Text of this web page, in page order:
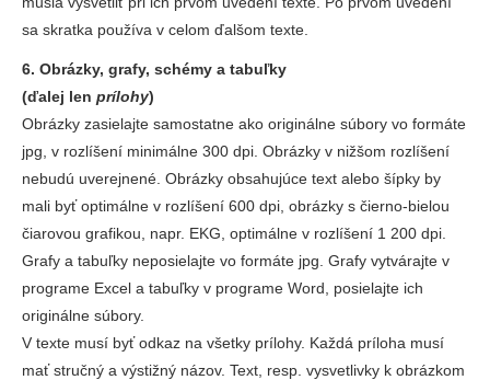
sa skratka používa v celom ďalšom texte.
6. Obrázky, grafy, schémy a tabuľky
(ďalej len prílohy)
Obrázky zasielajte samostatne ako originálne súbory vo formáte
jpg, v rozlíšení minimálne 300 dpi. Obrázky v nižšom rozlíšení
nebudú uverejnené. Obrázky obsahujúce text alebo šípky by
mali byť optimálne v rozlíšení 600 dpi, obrázky s čierno-bielou
čiarovou grafikou, napr. EKG, optimálne v rozlíšení 1 200 dpi.
Grafy a tabuľky neposielajte vo formáte jpg. Grafy vytvárajte v
programe Excel a tabuľky v programe Word, posielajte ich
originálne súbory.
V texte musí byť odkaz na všetky prílohy. Každá príloha musí
mať stručný a výstižný názov. Text, resp. vysvetlivky k obrázkom